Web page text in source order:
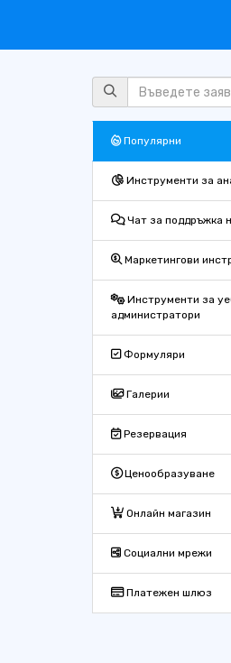
Популярни
Инструменти за
Чат за поддръжка
Маркетингови
Инструменти за
администратори
Формуляри
Галерии
Резервация
Ценообразуване
Онлайн магазин
Социални мрежи
Платежен шлюз